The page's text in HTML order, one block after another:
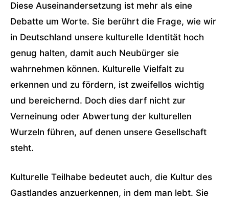
Diese Auseinandersetzung ist mehr als eine
Debatte um Worte. Sie berührt die Frage, wie wir
in Deutschland unsere kulturelle Identität hoch
genug halten, damit auch Neubürger sie
wahrnehmen können. Kulturelle Vielfalt zu
erkennen und zu fördern, ist zweifellos wichtig
und bereichernd. Doch dies darf nicht zur
Verneinung oder Abwertung der kulturellen
Wurzeln führen, auf denen unsere Gesellschaft
steht.
Kulturelle Teilhabe bedeutet auch, die Kultur des
Gastlandes anzuerkennen, in dem man lebt. Sie